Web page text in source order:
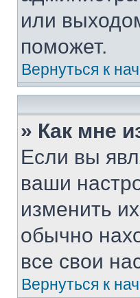
или
поможет.
Вернуться к
» Как мне
Если вы
ваши
изменить
обычно
все свои
Вернуться к